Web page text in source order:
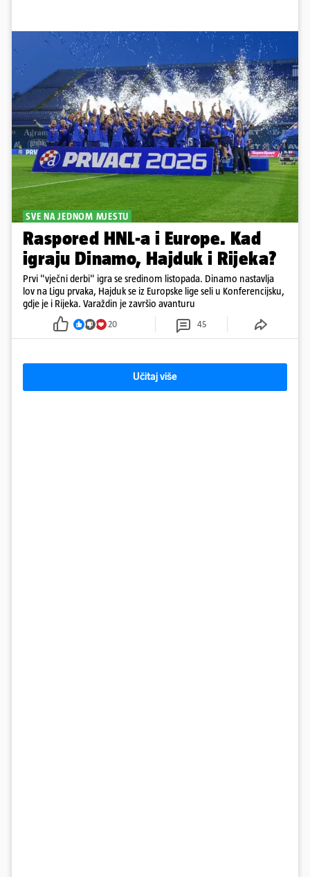
SVE NA JEDNOM MJESTU
Raspored HNL-a i Europe. Kad
igraju Dinamo, Hajduk i Rijeka?
Prvi "vječni derbi" igra se sredinom listopada. Dinamo nastavlja
lov na Ligu prvaka, Hajduk se iz Europske lige seli u Konferencijsku,
gdje je i Rijeka. Varaždin je završio avanturu
20 45
Učitaj više